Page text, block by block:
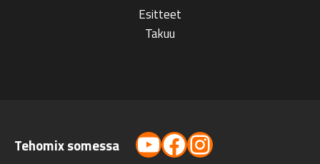
Esitteet
Takuu
Tehomix somessa YouTube
Facebook
Instagram